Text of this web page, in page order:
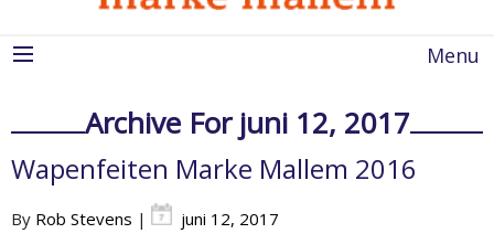
Menu
Archive For juni 12, 2017
Wapenfeiten Marke Mallem 2016
By Rob Stevens | juni 12, 2017